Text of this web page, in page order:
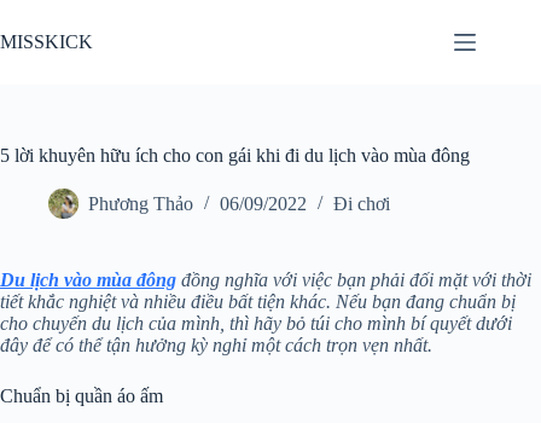
đến
phần
MISSKICK
5 lời khuyên hữu ích cho con gái khi đi du lịch vào mùa đông
Phương Thảo 06/09/2022 Đi chơi
Du lịch vào mùa đông đồng nghĩa với việc bạn phải đối mặt với thời
tiết khắc nghiệt và nhiều điều bất tiện khác. Nếu bạn đang chuẩn bị
cho chuyến du lịch của mình, thì hãy bỏ túi cho mình bí quyết dưới
đây để có thể tận hưởng kỳ nghỉ một cách trọn vẹn nhất.
Chuẩn bị quần áo ấm